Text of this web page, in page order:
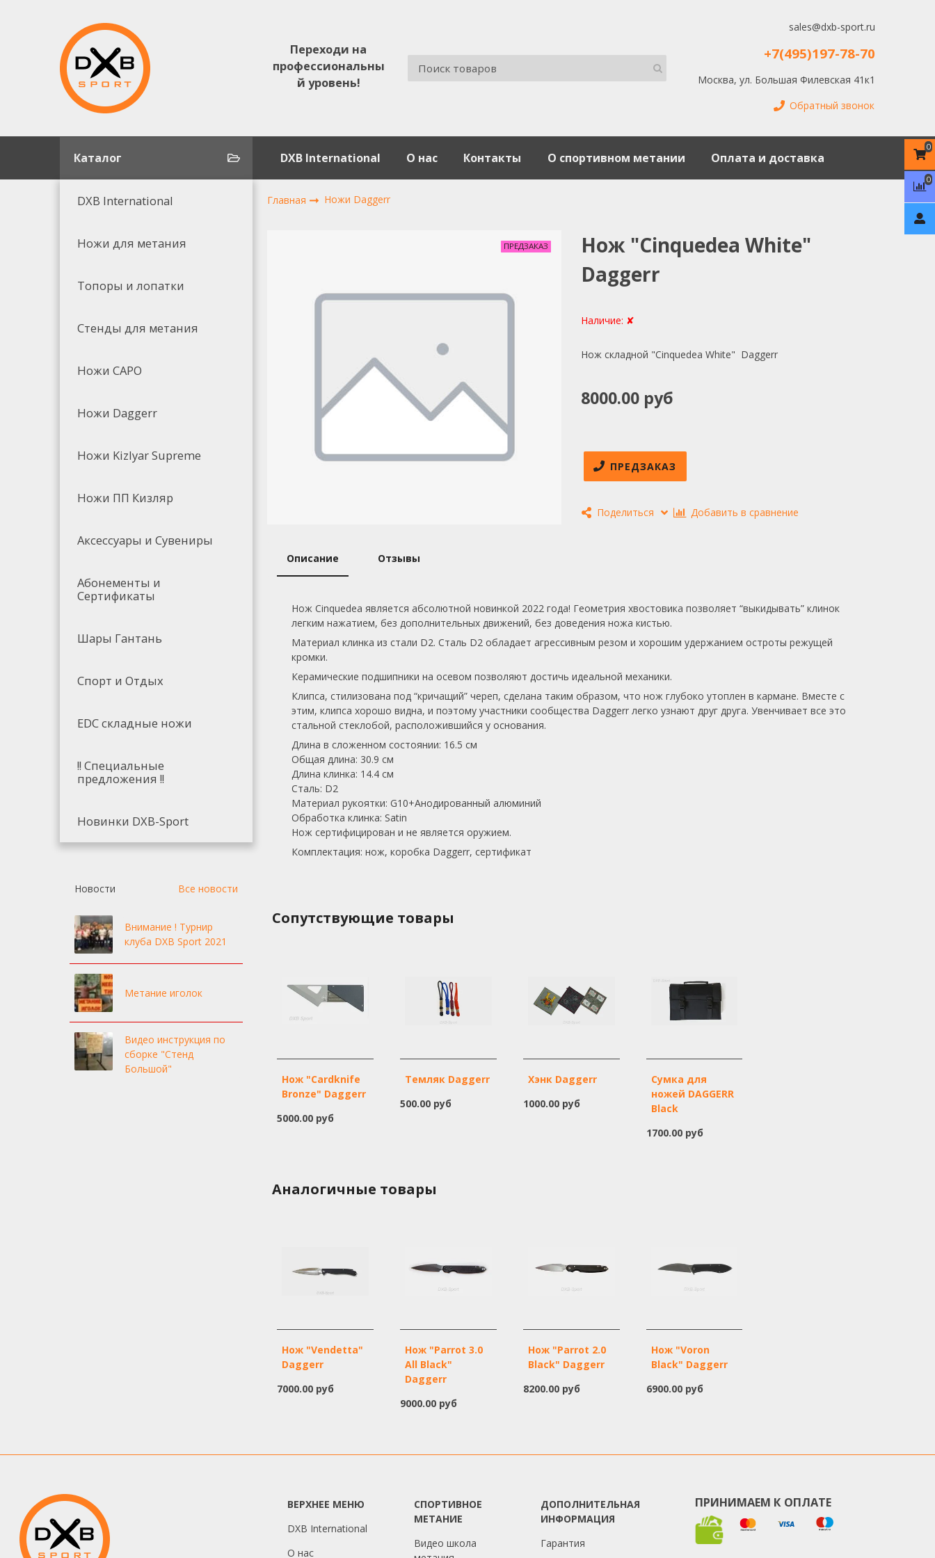
Переходи на
профессиональны
й уровень!
sales@dxb-sport.ru
+7(495)197-78-70
Москва, ул. Большая Филевская 41к1
Обратный звонок
Каталог DXB International О нас Контакты О спортивном метании Оплата и доставка
DXB International
Ножи для метания
Топоры и лопатки
Стенды для метания
Ножи САРО
Ножи Daggerr
Ножи Kizlyar Supreme
Ножи ПП Кизляр
Аксессуары и Сувениры
Абонементы и
Сертификаты
Шары Гантань
Спорт и Отдых
EDC складные ножи
!! Специальные
предложения !!
Новинки DXB-Sport
Новости Все новости
Внимание ! Турнир
клуба DXB Sport 2021
Метание иголок
Видео инструкция по
сборке "Стенд
Большой"
Главная Ножи Daggerr
0
0
ПРЕДЗАКАЗ
Нож "Cinquedea White"
Daggerr
Наличие: ✘
Нож складной "Cinquedea White" Daggerr
8000.00 руб
ПРЕДЗАКАЗ
Поделиться Добавить в сравнение
Описание Отзывы
Нож Cinquedea является абсолютной новинкой 2022 года! Геометрия хвостовика позволяет “выкидывать” клинок
легким нажатием, без дополнительных движений, без доведения ножа кистью.
Материал клинка из стали D2. Сталь D2 обладает агрессивным резом и хорошим удержанием остроты режущей
кромки.
Керамические подшипники на осевом позволяют достичь идеальной механики.
Клипса, стилизована под “кричащий” череп, сделана таким образом, что нож глубоко утоплен в кармане. Вместе с
этим, клипса хорошо видна, и поэтому участники сообщества Daggerr легко узнают друг друга. Увенчивает все это
стальной стеклобой, расположившийся у основания.
Длина в сложенном состоянии: 16.5 см
Общая длина: 30.9 см
Длина клинка: 14.4 см
Сталь: D2
Материал рукоятки: G10+Анодированный алюминий
Обработка клинка: Satin
Нож сертифицирован и не является оружием.
Комплектация: нож, коробка Daggerr, сертификат
Сопутствующие товары
Нож "Cardknife
Bronze" Daggerr
5000.00 руб
Темляк Daggerr
500.00 руб
Хэнк Daggerr
1000.00 руб
Сумка для
ножей DAGGERR
Black
1700.00 руб
Аналогичные товары
Нож "Vendetta"
Daggerr
7000.00 руб
Нож "Parrot 3.0
All Black"
Daggerr
9000.00 руб
Нож "Parrot 2.0
Black" Daggerr
8200.00 руб
Нож "Voron
Black" Daggerr
6900.00 руб
ВЕРХНЕЕ МЕНЮ
DXB International
О нас
СПОРТИВНОЕ
МЕТАНИЕ
Видео школа
ДОПОЛНИТЕЛЬНАЯ
ИНФОРМАЦИЯ
Гарантия
ПРИНИМАЕМ К ОПЛАТЕ